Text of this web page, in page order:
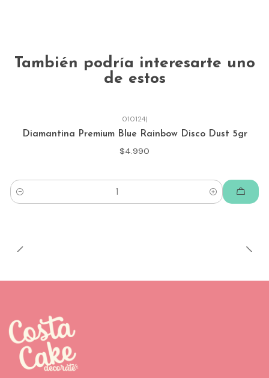
También podría interesarte uno
de estos
010124|
Diamantina Premium Blue Rainbow Disco Dust 5gr
$4.990
Cantidad